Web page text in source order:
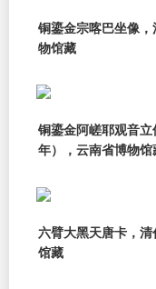
铜鎏金宗喀巴坐像
物馆藏
铜鎏金阿嵯耶观音
年），云南省博物馆
六臂大黑天唐卡，
馆藏